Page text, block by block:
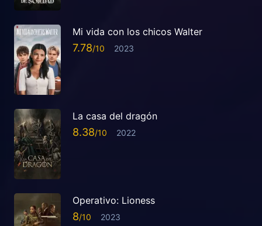
Mi vida con los chicos Walter
7.78 2023
La casa del dragón
8.38 2022
Operativo: Lioness
8 2023